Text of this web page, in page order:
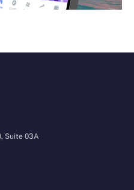
Suite 03A